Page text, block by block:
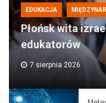
EDUKACJA
Płońsk wita
edukatorów
7 sierpnia 2026